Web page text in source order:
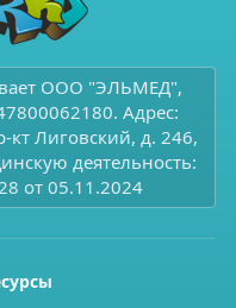
ООО "ЭЛЬМЕД",
Адрес:
кт Лиговский, д. 246,
деятельность:
от 05.11.2024